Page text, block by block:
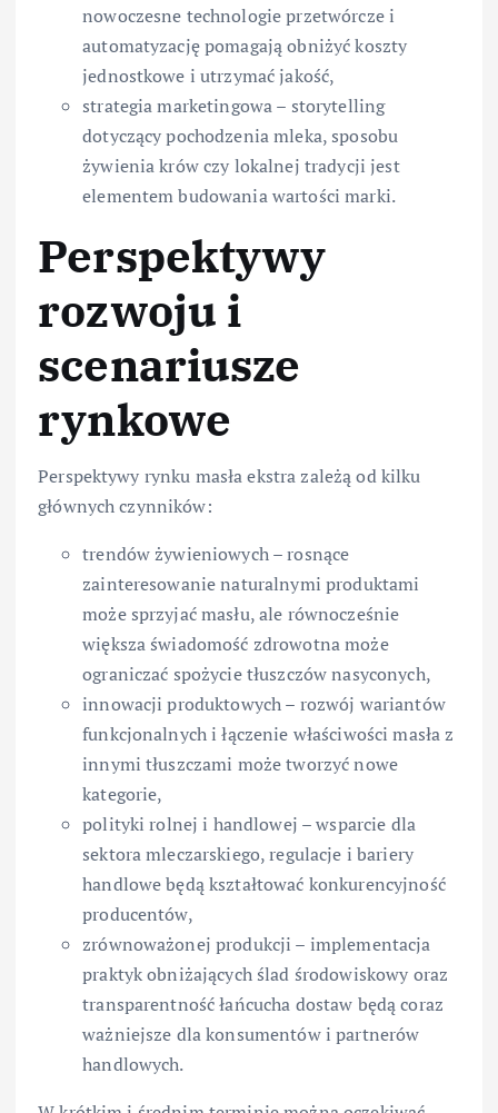
nowoczesne technologie przetwórcze i
automatyzację pomagają obniżyć koszty
jednostkowe i utrzymać jakość,
strategia marketingowa – storytelling
dotyczący pochodzenia mleka, sposobu
żywienia krów czy lokalnej tradycji jest
elementem budowania wartości marki.
Perspektywy
rozwoju i
scenariusze
rynkowe
Perspektywy rynku masła ekstra zależą od kilku
głównych czynników:
trendów żywieniowych – rosnące
zainteresowanie naturalnymi produktami
może sprzyjać masłu, ale równocześnie
większa świadomość zdrowotna może
ograniczać spożycie tłuszczów nasyconych,
innowacji produktowych – rozwój wariantów
funkcjonalnych i łączenie właściwości masła z
innymi tłuszczami może tworzyć nowe
kategorie,
polityki rolnej i handlowej – wsparcie dla
sektora mleczarskiego, regulacje i bariery
handlowe będą kształtować konkurencyjność
producentów,
zrównoważonej produkcji – implementacja
praktyk obniżających ślad środowiskowy oraz
transparentność łańcucha dostaw będą coraz
ważniejsze dla konsumentów i partnerów
handlowych.